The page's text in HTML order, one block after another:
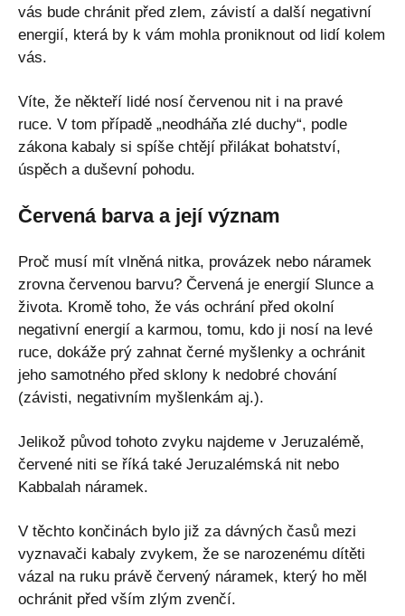
vás bude chránit před zlem, závistí a další negativní
energií, která by k vám mohla proniknout od lidí kolem
vás.
Víte, že někteří lidé nosí červenou nit i na pravé
ruce. V tom případě „neodháňa zlé duchy“, podle
zákona kabaly si spíše chtějí přilákat bohatství,
úspěch a duševní pohodu.
Červená barva a její význam
Proč musí mít vlněná nitka, provázek nebo náramek
zrovna červenou barvu? Červená je energií Slunce a
života. Kromě toho, že vás ochrání před okolní
negativní energií a karmou, tomu, kdo ji nosí na levé
ruce, dokáže prý zahnat černé myšlenky a ochránit
jeho samotného před sklony k nedobré chování
(závisti, negativním myšlenkám aj.).
Jelikož původ tohoto zvyku najdeme v Jeruzalémě,
červené niti se říká také Jeruzalémská nit nebo
Kabbalah náramek.
V těchto končinách bylo již za dávných časů mezi
vyznavači kabaly zvykem, že se narozenému dítěti
vázal na ruku právě červený náramek, který ho měl
ochránit před vším zlým zvenčí.